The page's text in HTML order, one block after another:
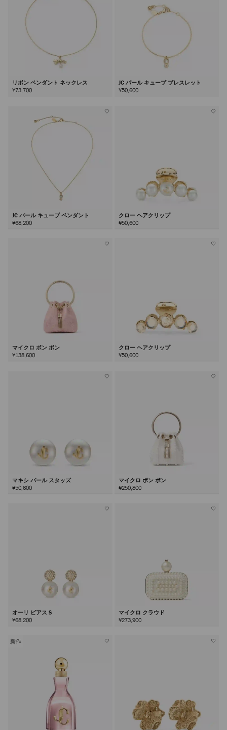
リボン ペンダント ネックレス
¥73,700
JC パール キューブ ブレスレット
¥50,600
JC パール キューブ ペンダント
¥68,200
クロー ヘアクリップ
¥50,600
マイクロ ボン ボン
¥138,600
クロー ヘアクリップ
¥50,600
マキシ パール スタッズ
¥50,600
マイクロ ボン ボン
¥250,800
オーリ ピアス S
¥68,200
マイクロ クラウド
¥273,900
新作